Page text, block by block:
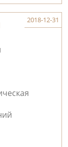
2018-12-31